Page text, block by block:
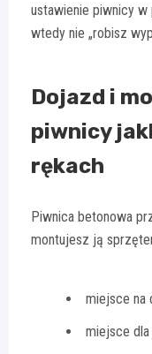
ustawienie piwnicy
wtedy nie „robisz
Dojazd i
piwnicy
rękach
Piwnica betonowa
montujesz ją
miejsce na
miejsce dla